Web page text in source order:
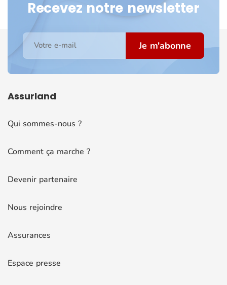
Recevez notre newsletter
Votre e-mail Je m'abonne
Assurland
Qui sommes-nous ?
Comment ça marche ?
Devenir partenaire
Nous rejoindre
Assurances
Espace presse